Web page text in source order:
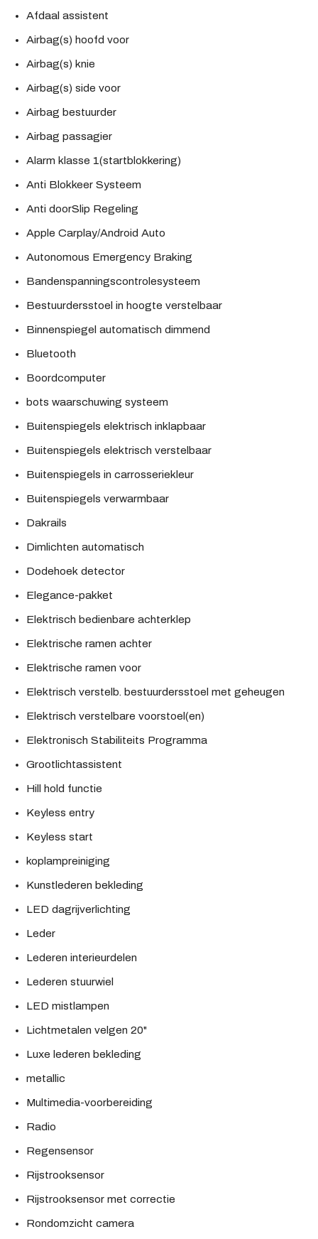
Afdaal assistent
Airbag(s) hoofd voor
Airbag(s) knie
Airbag(s) side voor
Airbag bestuurder
Airbag passagier
Alarm klasse 1(startblokkering)
Anti Blokkeer Systeem
Anti doorSlip Regeling
Apple Carplay/Android Auto
Autonomous Emergency Braking
Bandenspanningscontrolesysteem
Bestuurdersstoel in hoogte verstelbaar
Binnenspiegel automatisch dimmend
Bluetooth
Boordcomputer
bots waarschuwing systeem
Buitenspiegels elektrisch inklapbaar
Buitenspiegels elektrisch verstelbaar
Buitenspiegels in carrosseriekleur
Buitenspiegels verwarmbaar
Dakrails
Dimlichten automatisch
Dodehoek detector
Elegance-pakket
Elektrisch bedienbare achterklep
Elektrische ramen achter
Elektrische ramen voor
Elektrisch verstelb. bestuurdersstoel met geheugen
Elektrisch verstelbare voorstoel(en)
Elektronisch Stabiliteits Programma
Grootlichtassistent
Hill hold functie
Keyless entry
Keyless start
koplampreiniging
Kunstlederen bekleding
LED dagrijverlichting
Leder
Lederen interieurdelen
Lederen stuurwiel
LED mistlampen
Lichtmetalen velgen 20"
Luxe lederen bekleding
metallic
Multimedia-voorbereiding
Radio
Regensensor
Rijstrooksensor
Rijstrooksensor met correctie
Rondomzicht camera